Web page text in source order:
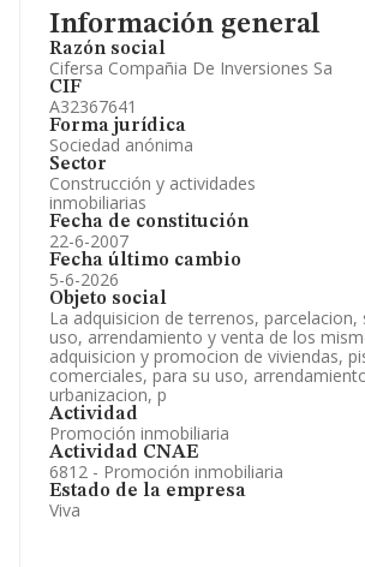
Información general
Razón social
Cifersa Compañia De Inversiones Sa
CIF
A32367641
Forma jurídica
Sociedad anónima
Sector
Construcción y actividades
inmobiliarias
Fecha de constitución
22-6-2007
Fecha último cambio
5-6-2026
Objeto social
La adquisicion de terrenos, parcelacion,
uso, arrendamiento y venta de los
adquisicion y promocion de viviendas,
comerciales, para su uso,
urbanizacion, p
Actividad
Promoción inmobiliaria
Actividad CNAE
6812 - Promoción inmobiliaria
Estado de la empresa
Viva
Información oficial y registral